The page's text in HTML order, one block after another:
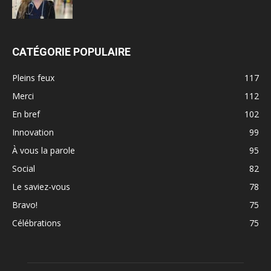
CATÉGORIE POPULAIRE
Pleins feux
117
Merci
112
En bref
102
Innovation
99
À vous la parole
95
Social
82
Le saviez-vous
78
Bravo!
75
Célébrations
75